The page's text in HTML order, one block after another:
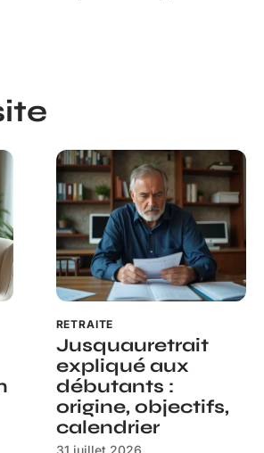
RETRAITE
Jusquauretrait
expliqué aux
débutants :
origine, objectifs,
calendrier